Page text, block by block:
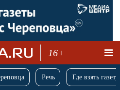
16+
Речь Где взять